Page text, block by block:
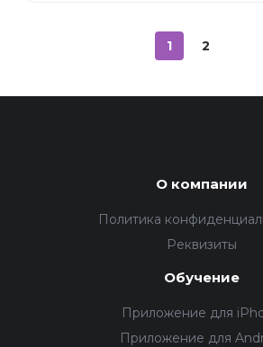
1 2
О компании
Политика
Реквизиты
Обучение
Приложение для
Приложение для